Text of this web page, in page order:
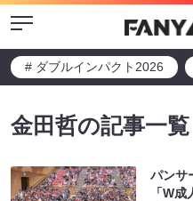
Menu
# ダブルインパクト2026
金田哲の記事一覧
パンサ
「W